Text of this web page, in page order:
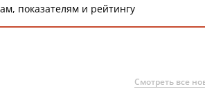
показателям и рейтингу
Смотреть все